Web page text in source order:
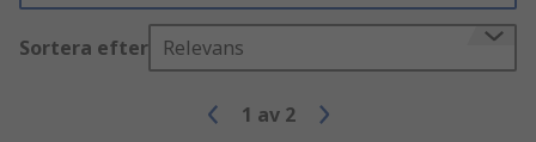
Sortera efter Relevans
1 av 2